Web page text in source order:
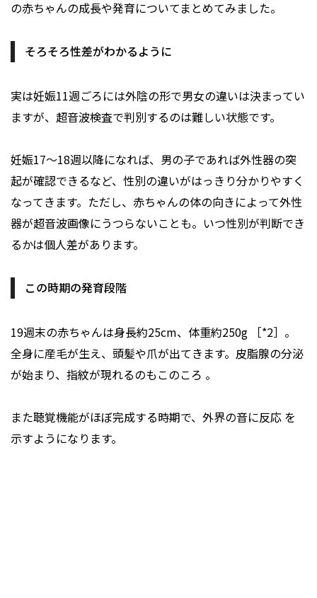
の赤ちゃんの成長や発育についてまとめてみました。
そろそろ性差がわかるように
実は妊娠11週ごろには外陰の形で男女の違いは決まってい
ますが、超音波検査で判別するのは難しい状態です。
妊娠17～18週以降になれば、男の子であれば外性器の突
起が確認できるなど、性別の違いがはっきり分かりやすく
なってきます。ただし、赤ちゃんの体の向きによって外性
器が超音波画像にうつらないことも。いつ性別が判断でき
るかは個人差があります。
この時期の発育段階
19週末の赤ちゃんは身長約25cm、体重約250g ［*2］。
全身に産毛が生え、頭髪や爪が出てきます。皮脂腺の分泌
が始まり、指紋が現れるのもこのころ 。
また聴覚機能がほぼ完成する時期で、外界の音に反応 を
示すようになります。